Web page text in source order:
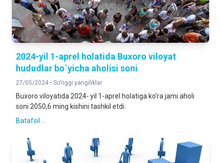
2024-yil 1-aprel holatida Buxoro viloyat
hududlar bo`yicha aholisi soni
27/05/2024 • So'nggi yangiliklar
Buxoro viloyatida 2024- yil 1-aprel holatiga ko'ra jami aholi
soni 2050,6 ming kishini tashkil etdi.
Batafsil ...